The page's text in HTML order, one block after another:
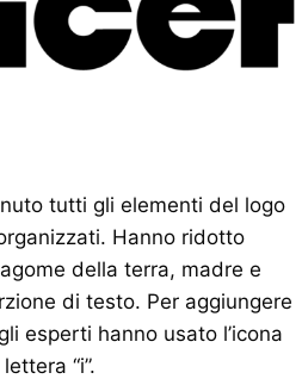
tutti gli elementi del logo
Hanno ridotto
della terra, madre e
di testo. Per aggiungere
esperti hanno usato l’icona
“i”.